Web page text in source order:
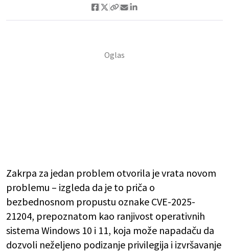
Zakrpa za jedan problem otvorila je vrata novom
problemu – izgleda da je to priča o
bezbednosnom propustu oznake CVE-2025-
21204, prepoznatom kao ranjivost operativnih
sistema Windows 10 i 11, koja može napadaču da
dozvoli neželjeno podizanje privilegija i izvršavanje